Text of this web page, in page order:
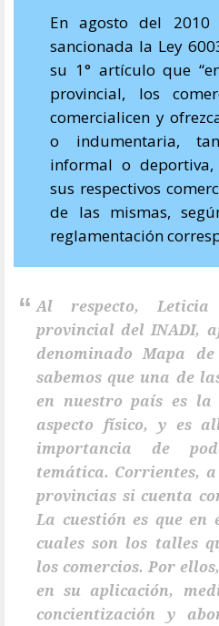
En agosto del 2010
sancionada la Ley
su 1° artículo que
provincial, los
comercialicen y
o indumentaria,
informal o
sus respectivos
de las mismas,
reglamentación
Al respecto, Leticia
provincial del INADI,
denominado Mapa
sabemos que una de
en nuestro país es
aspecto físico, y es
importancia de
temática. Corrientes,
provincias si cuenta
La cuestión es que en
cuales son los talles
los comercios. Por
en su aplicación,
concientización y